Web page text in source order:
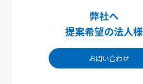
弊社へ
提案希望の法人様
お問い合わせ